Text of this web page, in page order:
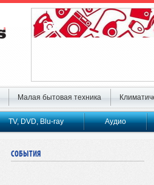
СОБЫТИЯ
Малая бытовая техника
TV, DVD, Blu-ray Аудио